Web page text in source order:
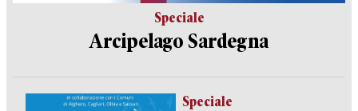
Speciale
Arcipelago Sardegna
Speciale